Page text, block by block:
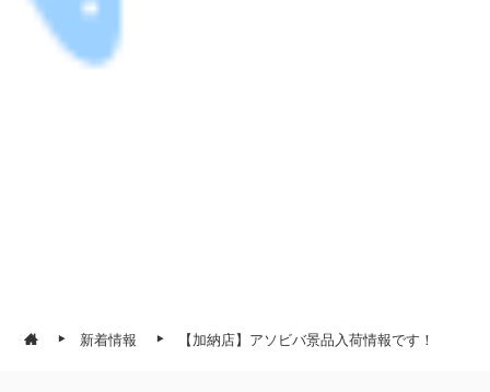
新着情報 【加納店】アソビバ景品入荷情報です！